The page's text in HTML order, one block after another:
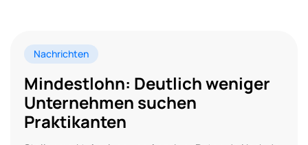
Nachrichten
Mindestlohn: Deutlich weniger
Unternehmen suchen
Praktikanten